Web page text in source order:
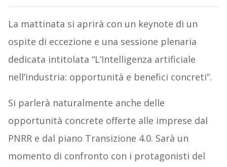
La mattinata si aprirà con un keynote di un
ospite di eccezione e una sessione plenaria
dedicata intitolata “L’Intelligenza artificiale
nell’industria: opportunità e benefici concreti”.
Si parlerà naturalmente anche delle
opportunità concrete offerte alle imprese dal
PNRR e dal piano Transizione 4.0. Sarà un
momento di confronto con i protagonisti del